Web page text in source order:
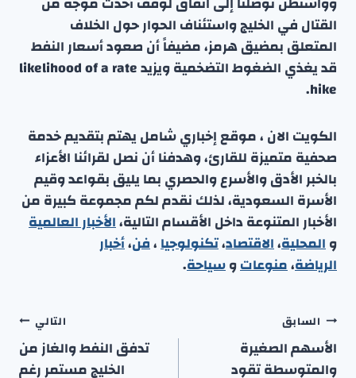
القتال في الخليج واستئناف الحوار حول الخلاف
المتعلق بمضيق هرمز، مضيفاً أن صعود أسعار النفط
قد يغذي الضغوط التضخمية ويزيد likelihood of a rate
hike.
الكويت الان ، موقع إخباري شامل يهتم بتقديم خدمة
صحفية متميزة للقارئ، وهدفنا أن نصل لقرائنا الأعزاء
بالخبر الأدق والأسرع والحصري بما يليق بقواعد وقيم
الأسرة السعودية، لذلك نقدم لكم مجموعة كبيرة من
الأخبار المتنوعة داخل الأقسام التالية،الأخبار العالمية
والمحلية،الاقتصاد،تكنولوجيا،فن،أخبار
الرياضة،منوعاتوسياحة.
تصفّح
المقالات
السابق
الأسهم الصغيرة
والمتوسطة تقود
التالي
تدفق النفط والغاز من
الخليج مستمر رغم